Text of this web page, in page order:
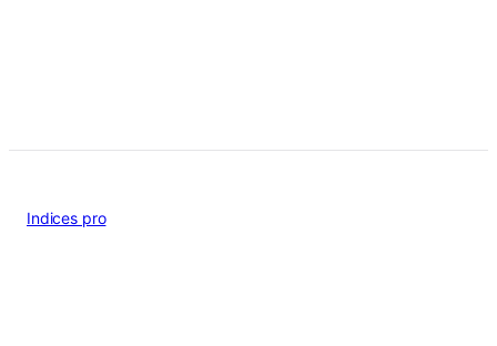
Indices pro